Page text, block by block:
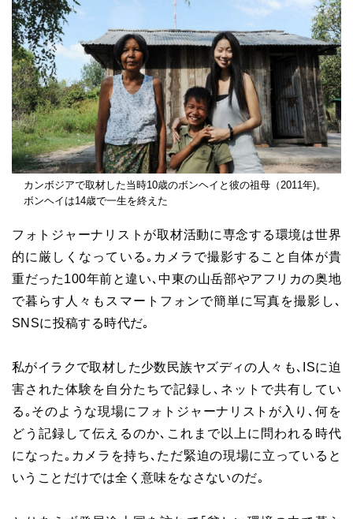
カンボジアで取材した当時10歳のボンヘイと彼の祖母（2011年)。
ボンヘイは14歳で一生を終えた
フォトジャーナリストが取材活動に専念する環境は世界
的に厳しくなっている｡カメラで撮影すること自体が貴
重だった100年前と違い､中東の山岳部やアフリカの奥地
で暮らす人々もスマートフォンで簡単に写真を撮影し､
SNSに投稿する時代だ｡
私がイラクで取材した少数民族ヤズディの人々も､ISに迫
害された体験を自分たちで記録し､ネットで共有してい
る｡そのような現場にフォトジャーナリストが入り､何を
どう記録して伝えるのか､これまで以上に問われる時代
になった｡カメラを持ち､ただ緊迫の現場に立っていると
いうことだけでは全く意味をなさないのだ｡